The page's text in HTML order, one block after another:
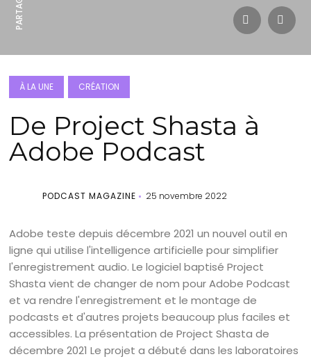
À LA UNE CRÉATION
De Project Shasta à
Adobe Podcast
PODCAST MAGAZINE 25 novembre 2022
Adobe teste depuis décembre 2021 un nouvel outil en
ligne qui utilise l'intelligence artificielle pour simplifier
l'enregistrement audio. Le logiciel baptisé Project
Shasta vient de changer de nom pour Adobe Podcast
et va rendre l'enregistrement et le montage de
podcasts et d'autres projets beaucoup plus faciles et
accessibles. La présentation de Project Shasta de
décembre 2021 Le projet a débuté dans les laboratoires